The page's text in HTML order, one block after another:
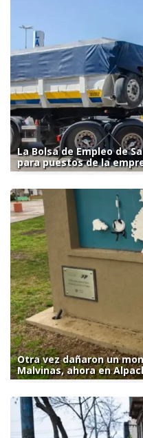
La Bolsa de Empleo de
para puestos de la
Otra vez dañaron un
Malvinas, ahora en